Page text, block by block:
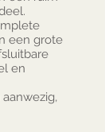
een grote
en